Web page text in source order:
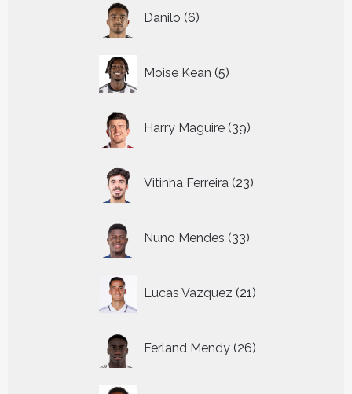
Danilo 6
producten
Moise Kean 5
producten
Harry Maguire 39
producten
Vitinha Ferreira 23
producten
Nuno Mendes 33
producten
Lucas Vazquez 21
producten
Ferland Mendy 26
producten